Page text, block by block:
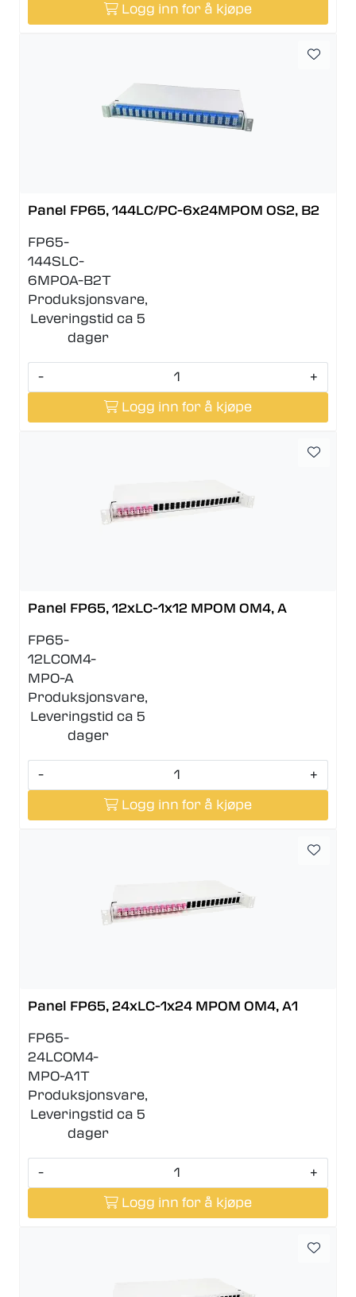
Logg inn for å kjøpe
Panel FP65, 144LC/PC-6x24MPOM OS2, B2
FP65-
144SLC-
6MPOA-B2T
Produksjonsvare,
Leveringstid ca 5
dager
-
+
Logg inn for å kjøpe
Panel FP65, 12xLC-1x12 MPOM OM4, A
FP65-
12LCOM4-
MPO-A
Produksjonsvare,
Leveringstid ca 5
dager
-
+
Logg inn for å kjøpe
Panel FP65, 24xLC-1x24 MPOM OM4, A1
FP65-
24LCOM4-
MPO-A1T
Produksjonsvare,
Leveringstid ca 5
dager
-
+
Logg inn for å kjøpe